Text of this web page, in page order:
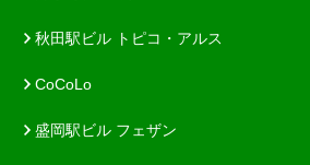
秋田駅ビル トピコ・アルス
CoCoLo
盛岡駅ビル フェザン